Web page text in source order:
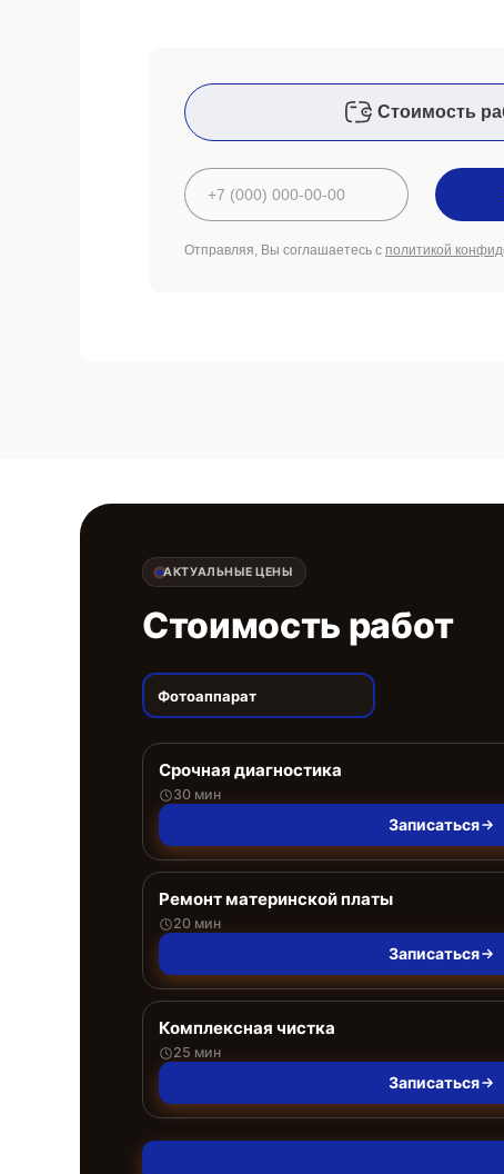
Стоимость
Отправляя, Вы соглашаетесь с политикой
АКТУАЛЬНЫЕ ЦЕНЫ
Стоимость работ
Фотоаппарат
Срочная диагностика
30 мин
Записаться
Ремонт материнской платы
20 мин
Записаться
Комплексная чистка
25 мин
Записаться